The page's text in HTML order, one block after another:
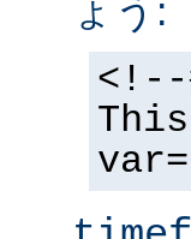
ょう:
<!--